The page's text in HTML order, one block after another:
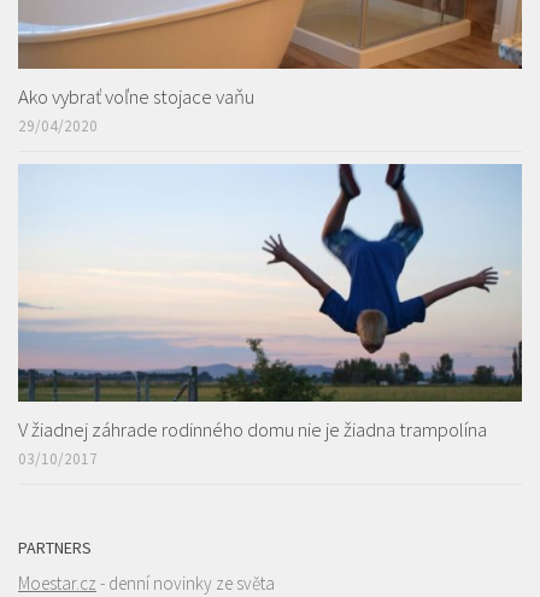
Ako vybrať voľne stojace vaňu
29/04/2020
V žiadnej záhrade rodinného domu nie je žiadna trampolína
03/10/2017
PARTNERS
Moestar.cz - denní novinky ze světa